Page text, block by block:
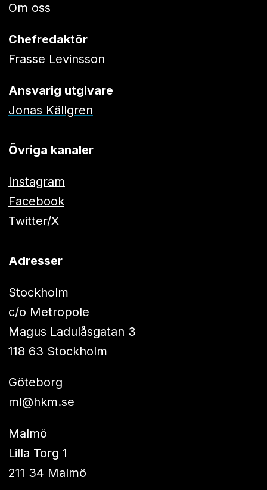
Om oss
Chefredaktör
Frasse Levinsson
Ansvarig utgivare
Jonas Källgren
Övriga kanaler
Instagram
Facebook
Twitter/X
Adresser
Stockholm
c/o Metropole
Magus Ladulåsgatan 3
118 63 Stockholm
Göteborg
ml@hkm.se
Malmö
Lilla Torg 1
211 34 Malmö